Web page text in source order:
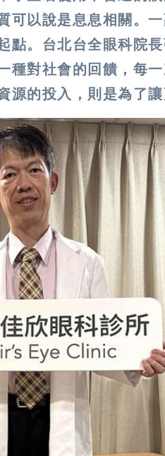
可以說是息息相關。
點。台北台全眼科院
種對社會的回饋，每
源的投入，則是為了